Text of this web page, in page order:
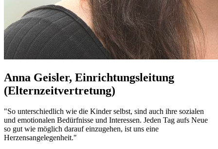
Anna Geisler, Einrichtungsleitung
(Elternzeitvertretung)
"So unterschiedlich wie die Kinder selbst, sind auch ihre sozialen
und emotionalen Bedürfnisse und Interessen. Jeden Tag aufs Neue
so gut wie möglich darauf einzugehen, ist uns eine
Herzensangelegenheit."